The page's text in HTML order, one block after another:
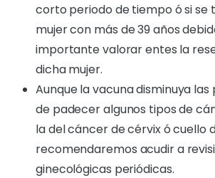
corto periodo de tiempo ó si se
mujer con más de 39 años
importante valorar entes la
dicha mujer.
Aunque la vacuna disminuya
de padecer algunos tipos de
la del cáncer de cérvix ó cuello
recomendaremos acudir a
ginecológicas periódicas.